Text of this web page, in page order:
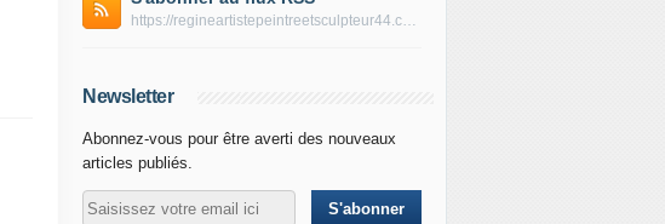
https://regineartistepeintreetsculpteur44.com/rss
Newsletter
Abonnez-vous pour être averti des nouveaux
articles publiés.